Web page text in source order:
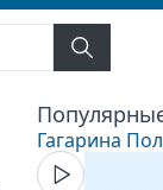
Гагарина